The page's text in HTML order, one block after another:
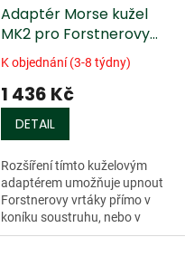
Adaptér Morse kužel
MK2 pro Forstnerovy
vrtáky Fisch®
K objednání (3-8 týdny)
1 436 Kč
DETAIL
Rozšíření tímto kuželovým
adaptérem umožňuje upnout
Forstnerovy vrtáky přímo v
koníku soustruhu, nebo v
hlavě...